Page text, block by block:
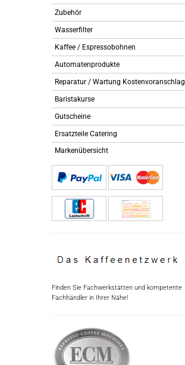
Zubehör
Wasserfilter
Kaffee / Espressobohnen
Automatenprodukte
Reparatur / Wartung Kostenvoranschlag
Baristakurse
Gutscheine
Ersatzteile Catering
Markenübersicht
Finden Sie Fachwerkstätten und kompetente
Fachhändler in Ihrer Nähe!